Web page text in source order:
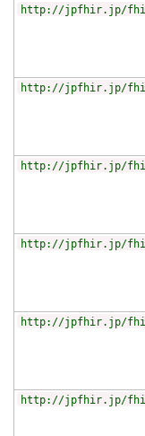
http://jpfhir.jp/fhir/
http://jpfhir.jp/fhir/
http://jpfhir.jp/fhir/
http://jpfhir.jp/fhir/
http://jpfhir.jp/fhir/
http://jpfhir.jp/fhir/